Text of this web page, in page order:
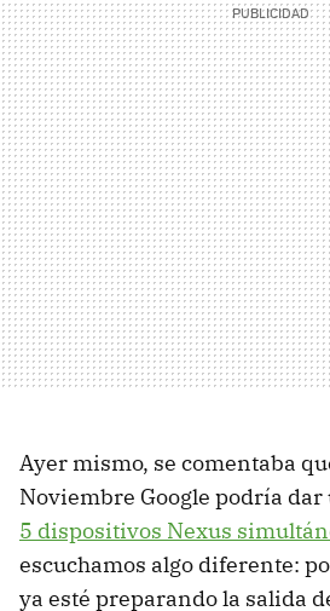
Ayer mismo, se comentaba
Noviembre Google podría dar
5 dispositivos Nexus
escuchamos algo diferente:
ya esté preparando la salida